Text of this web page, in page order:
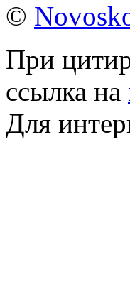
©
При
ссылка на
Для